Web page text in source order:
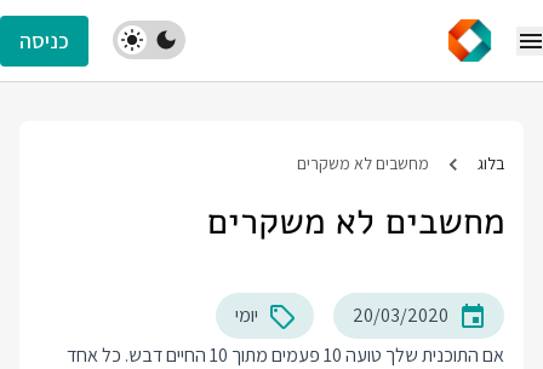
כניסה
בלוג מחשבים לא משקרים
מחשבים לא משקרים
20/03/2020
יומי
אם התוכנית שלך טועה 10 פעמים מתוך 10 החיים דבש. כל אחד